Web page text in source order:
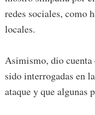
redes sociales, como
locales.
Asimismo, dio cuenta
sido interrogadas en
ataque y que algunas